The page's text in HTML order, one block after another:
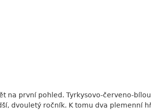
na první pohled. Tyrkysovo-červeno-
dvouletý ročník. K tomu dva plemenní